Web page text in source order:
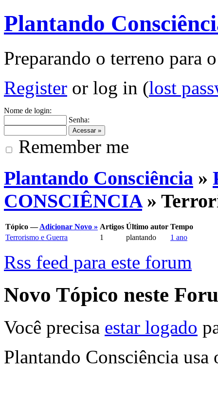
Plantando
Preparando o terreno para
Register or log in (lost
Nome de login:
Senha:
Remember me
Plantando Consciência »
CONSCIÊNCIA»
Tópico —Adicionar Novo » Artigos Último autor Tempo
Terrorismo e Guerra
1 plantando 1 ano
Rss feed para este forum
Novo Tópico neste
Você precisa estar logado
Plantando Consciência